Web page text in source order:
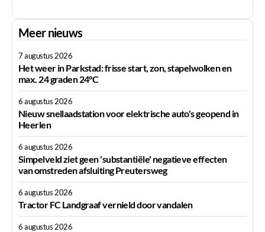
Meer nieuws
7 augustus 2026
Het weer in Parkstad: frisse start, zon, stapelwolken en
max. 24 graden 24°C
6 augustus 2026
Nieuw snellaadstation voor elektrische auto's geopend in
Heerlen
6 augustus 2026
Simpelveld ziet geen 'substantiële' negatieve effecten
van omstreden afsluiting Preutersweg
6 augustus 2026
Tractor FC Landgraaf vernield door vandalen
6 augustus 2026